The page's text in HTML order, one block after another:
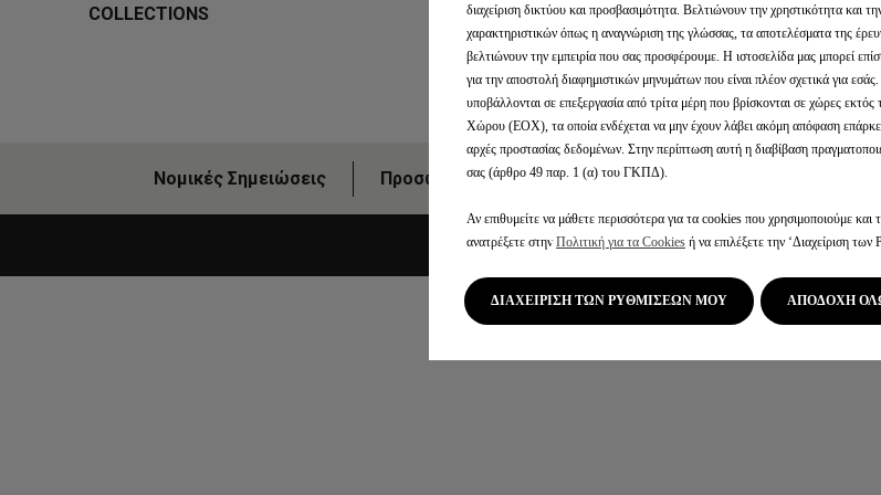
COLLECTIONS
ΚΑΜΠΑΝΙΑ
Νομικές Σημειώσεις Προσωπικά Δεδομένα Δήλωση Προσβασιμότητας
ΑΡ. ΓΕ.ΜΗ. 000401501000
διαχείριση δικτύου και προσβασιμότητα. Βελτιώνουν την χρηστικότητα και
χαρακτηριστικών όπως η αναγνώριση της γλώσσας, τα αποτελέσματα της
βελτιώνουν την εμπειρία που σας προσφέρουμε. Η ιστοσελίδα μας μπορεί
για την αποστολή διαφημιστικών μηνυμάτων που είναι πλέον σχετικά για
υποβάλλονται σε επεξεργασία από τρίτα μέρη που βρίσκονται σε χώρες
Χώρου (ΕΟΧ), τα οποία ενδέχεται να μην έχουν λάβει ακόμη απόφαση
αρχές προστασίας δεδομένων. Στην περίπτωση αυτή η διαβίβαση
σας (άρθρο 49 παρ. 1 (α) του ΓΚΠΔ).
Αν επιθυμείτε να μάθετε περισσότερα για τα cookies που χρησιμοποιούμε και
ανατρέξετε στην Πολιτική για τα Cookies ή να επιλέξετε την ‘Διαχείριση των
ΔΙΑΧΕΙΡΙΣΗ ΤΩΝ ΡΥΘΜΙΣΕΩΝ ΜΟΥ ΑΠΟΔΟΧΗ